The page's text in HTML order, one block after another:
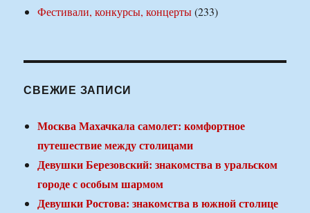
Фестивали, конкурсы, концерты(233)
СВЕЖИЕ ЗАПИСИ
Москва Махачкала самолет: комфортное
путешествие между столицами
Девушки Березовский: знакомства в уральском
городе с особым шармом
Девушки Ростова: знакомства в южной столице